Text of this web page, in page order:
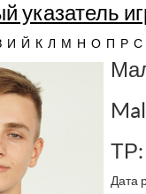
указатель
И Й К Л М Н О П Р С
ТР:
Дата